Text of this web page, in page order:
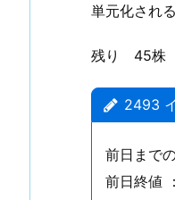
3
サ
ト
リ
単元化され
残り 45株
2493
前日まで
前日終値